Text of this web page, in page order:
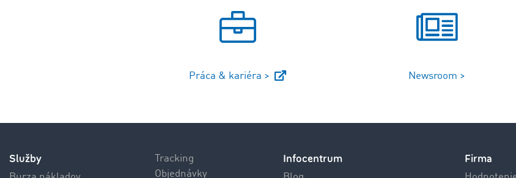
Práca & kariéra > Newsroom >
Služby
Tracking
Objednávky
Infocentrum Firma